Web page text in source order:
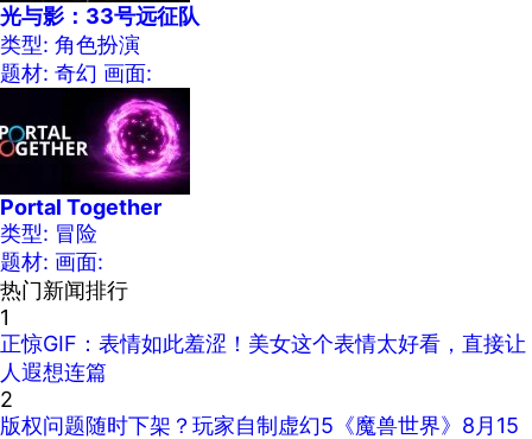
光与影：33号远征队
类型: 角色扮演
题材: 奇幻 画面:
Portal Together
类型: 冒险
题材: 画面:
热门新闻排行
1
正惊GIF：表情如此羞涩！美女这个表情太好看，直接让
人遐想连篇
2
版权问题随时下架？玩家自制虚幻5《魔兽世界》8月15